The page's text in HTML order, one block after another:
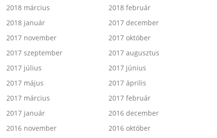
2018 március
2018 február
2018 január
2017 december
2017 november
2017 október
2017 szeptember
2017 augusztus
2017 július
2017 június
2017 május
2017 április
2017 március
2017 február
2017 január
2016 december
2016 november
2016 október